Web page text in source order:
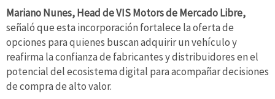
Mariano Nunes, Head de VIS Motors de Mercado Libre,
señaló que esta incorporación fortalece la oferta de
opciones para quienes buscan adquirir un vehículo y
reafirma la confianza de fabricantes y distribuidores en el
potencial del ecosistema digital para acompañar decisiones
de compra de alto valor.